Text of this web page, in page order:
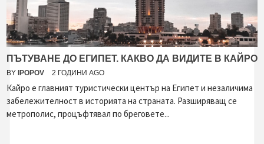
ПЪТУВАНЕ ДО ЕГИПЕТ. КАКВО ДА ВИДИТЕ В КАЙРО
BY IPOPOV 2 ГОДИНИ AGO
Кайро е главният туристически център на Египет и незаличима
забележителност в историята на страната. Разширяващ се
метрополис, процъфтявал по бреговете...